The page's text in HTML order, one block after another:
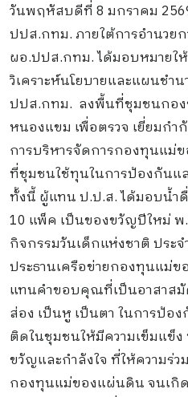
วันพฤหัสบดีที่ 8 มกราคม
ปปส.กทม. ภายใต้การอำนว
ผอ.ปปส.กทม. ได้มอบหมายใ
วิเคราะห์นโยบายและแผนชำ
ปปส.กทม. ลงพื้นที่ชุมชนกอง
หนองแขม เพื่อตรวจ เยี่ยมก
การบริหารจัดการกองทุนแม่
ที่ชุมชนใช้ทุนในการป้องกัน
ทั้งนี้ ผู้แทน ป.ป.ส. ได้มอบน้ำ
10 แพ็ค เป็นของขวัญปีใหม่ พ
กิจกรรมวันเด็กแห่งชาติ ประ
ประธานเครือข่ายกองทุนแม่
แทนคำขอบคุณที่เป็นอาสาสมั
ส่อง เป็นหู เป็นตา ในการป้อ
ติดในชุมชนให้มีความเข็มแข็ง
ขวัญและกำลังใจ ที่ให้ความร่
กองทุนแม่ของแผ่นดิน จนเกิ